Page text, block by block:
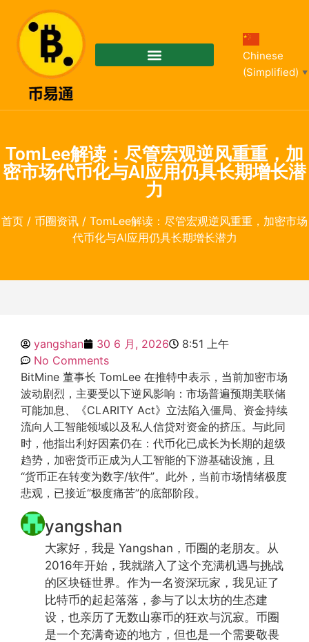
Chinese
(Simplified)
▼
TomLee解读：尽管宏观逆风重重，加
密市场代币化与AI应用仍具长期增长潜
力
首页 / 币圈资讯 / TomLee解读：尽管宏观逆风重重，加密市场
代币化与AI应用仍具长期增长潜力
yangshan 30 6 月, 2026
8:51 上午
No Comments
BitMine 董事长 TomLee 在推特中表示，当前加密市场
波动剧烈，主要受以下逆风影响：市场普遍预期美联储
可能加息、《CLARITY Act》立法陷入僵局、资金持续
流向人工智能领域以及私人信贷对资金的挤压。与此同
时，他指出利好因素仍在：代币化已成长为长期的超级
趋势，加密货币正成为人工智能的下游基础设施，且
“货币正在转变为数字/软件”。此外，当前市场情绪极度
悲观，已接近“极度痛苦”的底部阶段。
yangshan
大家好，我是 Yangshan，币圈的老朋友。从
2016年开始，我就踏入了这个充满机遇与挑战
的区块链世界。作为一名资深玩家，我见证了
比特币的起起落落，参与了以太坊的生态建
设，也亲历了无数山寨币的狂欢与沉寂。币圈
是一个充满奇迹的地方，但也是一个需要敬畏